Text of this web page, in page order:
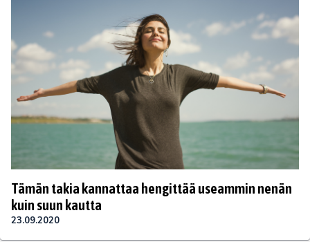
Tämän takia kannattaa hengittää useammin nenän
kuin suun kautta
23.09.2020